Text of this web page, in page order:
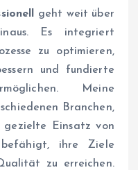
geht weit über
Es integriert
zu optimieren,
und fundierte
Meine
Branchen,
Einsatz von
befähigt, ihre Ziele
zu erreichen.